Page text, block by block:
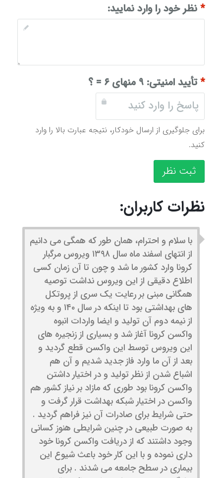
*نظر خود را وارد نمایید:
*تأیید امنیتی: ۹ منهای ۶ = ؟
برای جلوگیری از ارسال خودکار، نتیجه عبارت بالا را وارد
کنید.
ثبت نظر
نظرات کاربران:
با سلام و احترام، همان طور که همگی می دانیم
از انتهای اسفند ماه سال ۱۳۹۸ ویروس مرگبار
کرونا وارد کشور ما شد و چون تا آن زمان کسی
اطلاع دقیقی از این ویروس نداشت توصیه
همگانی مبنی بر رعایت یک سری از پروتکل
های بهداشتی بود تا اینکه در سال ۱۴۰ و به ویژه
از نیمه دوم آن تولید و ایضا واردات انبوه
واکسن کرونا آغاز شد و بسیاری از زنجیره های
این ویروس توسط این واکسن قطع گردید و
بعد از آن ما وارد فاز جدید شدیم و آن هم
اشباع شدن از نظر تولید و در اختیار داشتن
واکسن کرونا بود طوری که مازاد بر نیاز کشور هم
واکسن در اختیار شبکه بهداشت قرار گرفت و
حتی شرایط برای صادرات آن نیز فراهم گردید .
به صورت طبیعی در چنین شرایطی هنوز کسانی
وجود داشتند که از دریافت واکسن کرونا خود
داری نموده و با این کار خود باعث شیوع این
بیماری در سطح جامعه می شدند . برای